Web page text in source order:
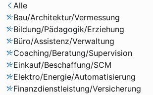
Alle
Bau/Architektur/Vermessung
Bildung/Pädagogik/Erziehung
Büro/Assistenz/Verwaltung
Coaching/Beratung/Supervision
Einkauf/Beschaffung/SCM
Elektro/Energie/Automatisierung
Finanzdienstleistung/Versicherung